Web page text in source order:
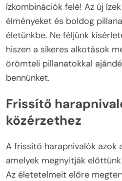
ízkombinációk felé! Az új
élményeket és boldog
életünkbe. Ne féljünk
hiszen a sikeres alkotások
örömteli pillanatokkal
bennünket.
Frissítő
közérzethez
A frissítő harapnivalók azok
amelyek megnyitják
Az életetelmeit előre